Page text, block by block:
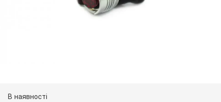
В наявності